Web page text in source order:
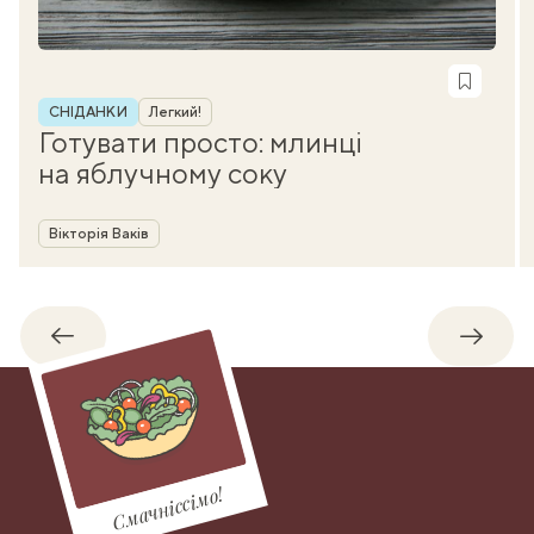
Рубрика
СНІДАНКИ Легкий!
Готувати просто: млинці
на яблучному соку
Автор
Вікторія Ваків
Назад
Смачніссімо!